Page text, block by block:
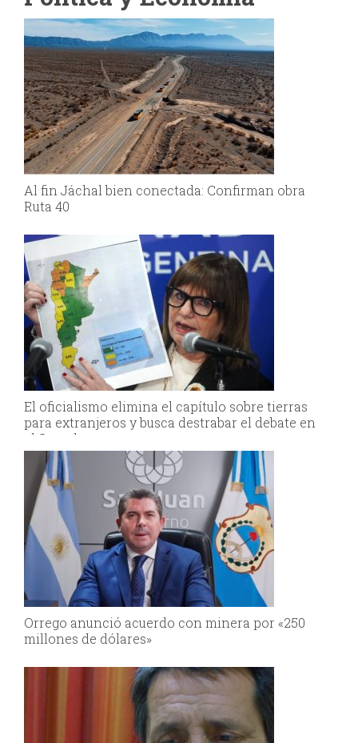
Al fin Jáchal bien conectada: Confirman obra
Ruta 40
El oficialismo elimina el capítulo sobre tierras
para extranjeros y busca destrabar el debate en
el Senado
Orrego anunció acuerdo con minera por «250
millones de dólares»